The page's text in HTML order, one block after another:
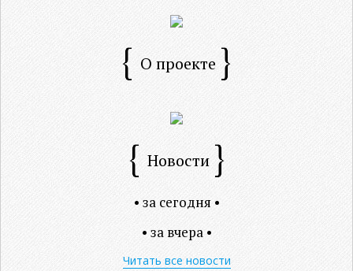
О проекте
Новости
• за сегодня •
• за вчера •
Читать все новости